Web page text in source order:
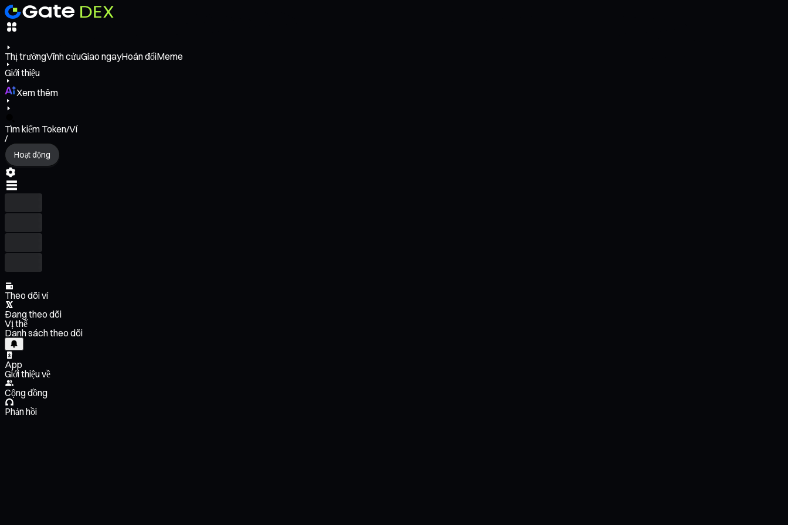
Thị trườngVĩnh cửuGiao ngayHoán đổiMeme
Giới thiệu
Xem thêm
Tìm kiếm Token/Ví
/
Hoạt động
Theo dõi ví
Đang theo dõi
Vị thế
Danh sách theo dõi
App
Giới thiệu về
Cộng đồng
Phản hồi